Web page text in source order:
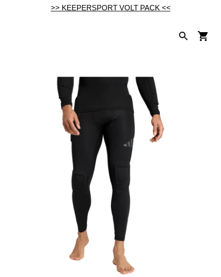
>> KEEPERSPORT VOLT PACK <<